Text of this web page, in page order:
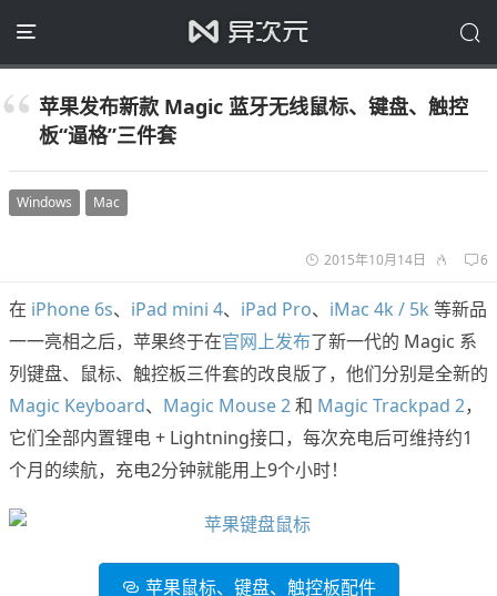
苹果发布新款 Magic 蓝牙无线鼠标、键盘、触控
板“逼格”三件套
Windows Mac
2015年10月14日 6
在 iPhone 6s、 iPad mini 4、 iPad Pro、 iMac 4k / 5k 等新品
一一亮相之后，苹果终于在官网上发布了新一代的 Magic 系
列键盘、鼠标、触控板三件套的改良版了，他们分别是全新的
Magic Keyboard、 Magic Mouse 2和 Magic Trackpad 2，
它们全部内置锂电 + Lightning接口，每次充电后可维持约1
个月的续航，充电2分钟就能用上9个小时！
苹果鼠标、键盘、触控板配件